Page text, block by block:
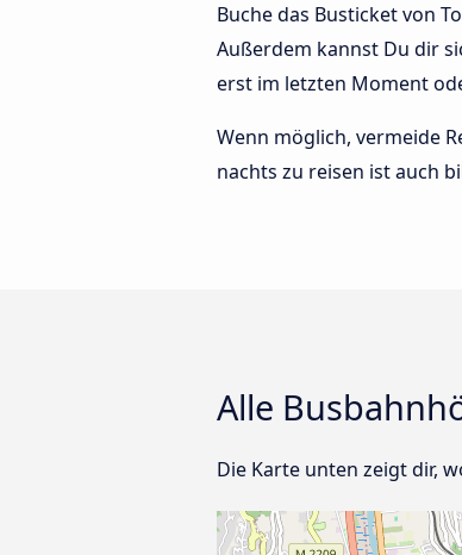
Buche das Busticket von
Außerdem kannst Du dir
erst im letzten Moment
Wenn möglich, vermeide
nachts zu reisen ist auch
Alle
Die Karte unten zeigt dir,